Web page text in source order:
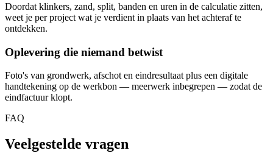
Doordat klinkers, zand, split, banden en uren in de calculatie zitten,
weet je per project wat je verdient in plaats van het achteraf te
ontdekken.
Oplevering die niemand betwist
Foto's van grondwerk, afschot en eindresultaat plus een digitale
handtekening op de werkbon — meerwerk inbegrepen — zodat de
eindfactuur klopt.
FAQ
Veelgestelde vragen